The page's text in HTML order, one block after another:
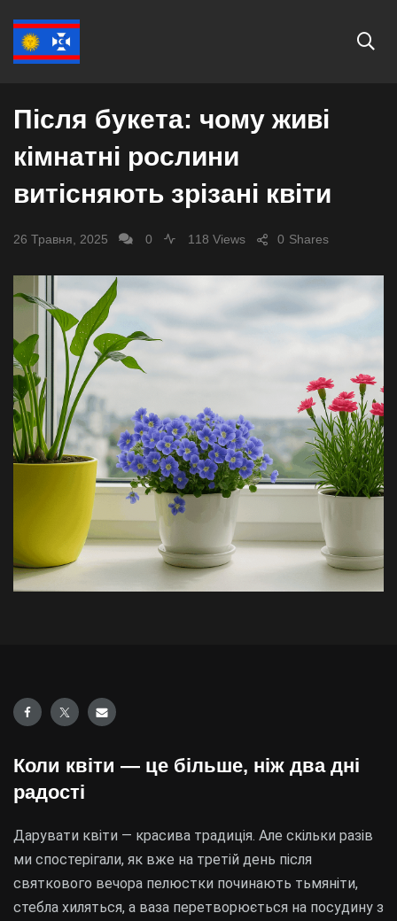
СУСПІЛЬСТВО
Після букета: чому живі
кімнатні рослини
витісняють зрізані квіти
26 Травня, 2025 0 118 Views Shares
0
Коли квіти — це більше, ніж два дні
радості
Дарувати квіти — красива традиція. Але скільки разів
ми спостерігали, як вже на третій день після
святкового вечора пелюстки починають тьмяніти,
стебла хиляться, а ваза перетворюється на посудину з